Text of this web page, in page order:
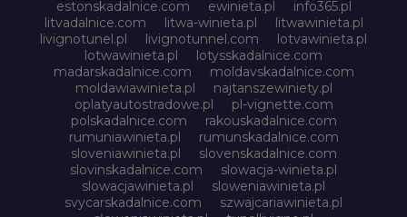
estonskadalnice.com
ewinieta.pl
info365.pl
litvadalnice.com
litwa-winieta.pl
litwawinieta.pl
livignotunel.pl
livignotunnel.com
lotvawinieta.pl
lotwawinieta.pl
lotysskadalnice.com
madarskadalnice.com
moldavskadalnice.com
moldawiawinieta.pl
najtanszewiniety.pl
oplatyautostradowe.pl
pl-vignette.com
polskadalnice.com
rakouskadalnice.com
rumuniawinieta.pl
rumunskadalnice.com
sloveniawinieta.pl
slovenskadalnice.com
slovinskadalnice.com
slowacja-winieta.pl
slowacjawinieta.pl
sloweniawinieta.pl
svycarskadalnice.com
szwajcariawinieta.pl